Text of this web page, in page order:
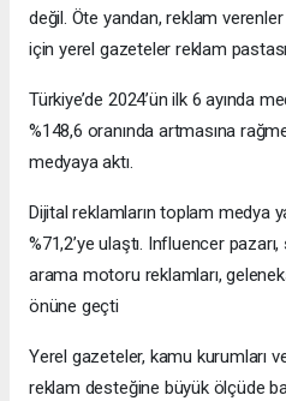
değil. Öte yandan, reklam
için yerel gazeteler reklam
Türkiye’de 2024’ün ilk 6 ayında
%148,6 oranında artmasına
medyaya aktı.
Dijital reklamların toplam medya
%71,2’ye ulaştı. Influencer
arama motoru reklamları,
önüne geçti
Yerel gazeteler, kamu kurumları
reklam desteğine büyük ölçüde